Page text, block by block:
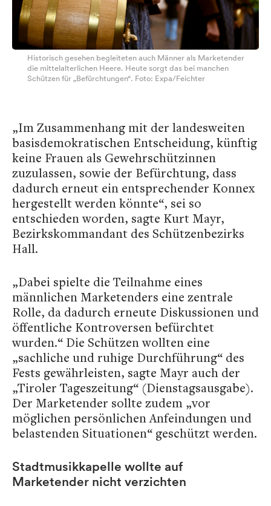
Historisch gesehen begleiteten auch Männer als Marketender
die mittelalterlichen Heere. Heute sorgt das bei manchen
Schützen für „Befürchtungen“. Foto: Expa/Feichter
„Im Zusammenhang mit der landesweiten
basisdemokratischen Entscheidung, künftig
keine Frauen als Gewehrschützinnen
zuzulassen, sowie der Befürchtung, dass
dadurch erneut ein entsprechender Konnex
hergestellt werden könnte“, sei so
entschieden worden, sagte Kurt Mayr,
Bezirkskommandant des Schützenbezirks
Hall.
„Dabei spielte die Teilnahme eines
männlichen Marketenders eine zentrale
Rolle, da dadurch erneute Diskussionen und
öffentliche Kontroversen befürchtet
wurden.“ Die Schützen wollten eine
„sachliche und ruhige Durchführung“ des
Fests gewährleisten, sagte Mayr auch der
„Tiroler Tageszeitung“ (Dienstagsausgabe).
Der Marketender sollte zudem „vor
möglichen persönlichen Anfeindungen und
belastenden Situationen“ geschützt werden.
Stadtmusikkapelle wollte auf
Marketender nicht verzichten